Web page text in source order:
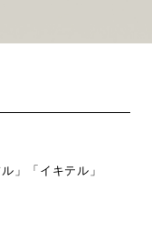
・年末年始休み ］
」「イキテル」